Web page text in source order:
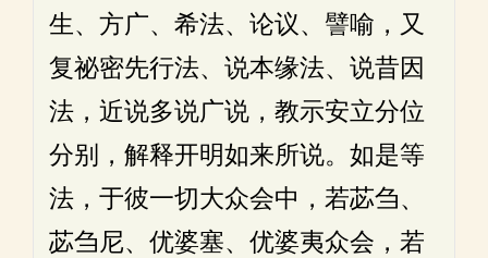
生、方广、希法、论议、譬喻，又
复祕密先行法、说本缘法、说昔因
法，近说多说广说，教示安立分位
分别，解释开明如来所说。如是等
法，于彼一切大众会中，若苾刍、
苾刍尼、优婆塞、优婆夷众会，若